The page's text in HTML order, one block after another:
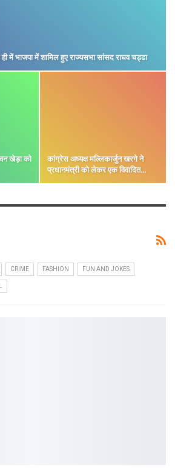
में भाजपा में शामिल हुए राज्यसभा सांसद राघव चड्ढा
खेड़ा को
कांग्रेस अध्यक्ष मल्लिकार्जुन खरगे ने
प्रधानमंत्री को लेकर एक विवादित…
CRIME FASHION FUN AND JOKES